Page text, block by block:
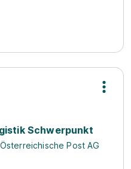
Schwerpunkt
Österreichische Post AG